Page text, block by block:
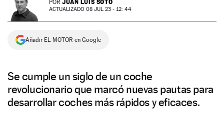
NEWSLETTER
SÍGUENOS
POR JUAN LUIS SOTO
ACTUALIZADO 08 JUL 23 - 12: 44
Añadir EL MOTOR en Google
Se cumple un siglo de un coche
revolucionario que marcó nuevas pautas para
desarrollar coches más rápidos y eficaces.